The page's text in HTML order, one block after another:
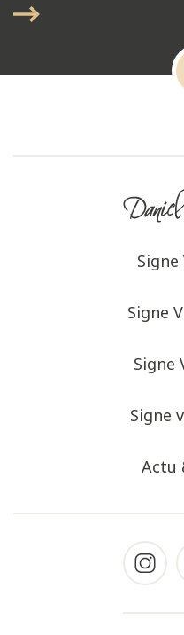
Signe
Signe
Signe
Signe
Actu